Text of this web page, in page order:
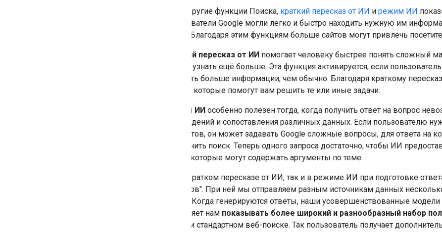
Как и другие функции Поиска, краткий пересказ от ИИ и режим ИИ
пользователи Google могли легко и быстро находить нужную им
ранее. Благодаря этим функциям больше сайтов могут привлечь
Краткий пересказ от ИИ помогает человеку быстрее понять сложный
можно узнать ещё больше. Эта функция активируется, если
получить больше информации, чем обычно. Благодаря краткому
сайтов, которые помогут вам решить те или иные задачи.
Режим ИИ особенно полезен тогда, когда получить ответ на вопрос
рассуждений и сопоставления различных данных. Если пользователю
вариантов, он может задавать Google сложные вопросы, для ответа на
выполнить поиск. Теперь одного запроса достаточно, чтобы ИИ
сайты, которые могут содержать аргументы по теме.
Как в кратком пересказе от ИИ, так и в режиме ИИ при подготовке
запросов". При ней мы отправляем разным источникам данных
темам. Когда генерируются ответы, наши усовершенствованные
позволяет нам показывать более широкий и разнообразный набор
чем при стандартном веб-поиске. Так пользователь получает